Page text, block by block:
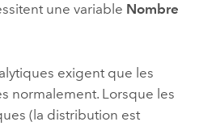
une variable Nombre
exigent que les
normalement. Lorsque les
(la distribution est